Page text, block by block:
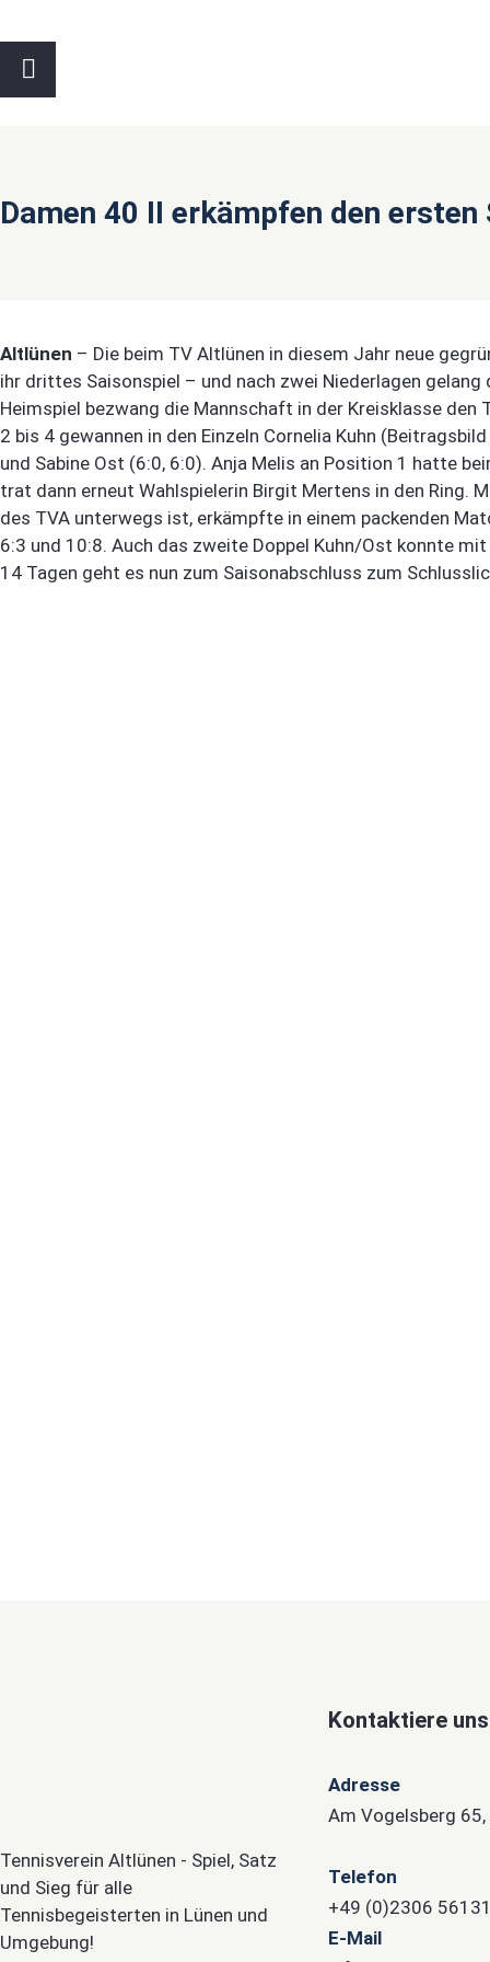
Damen 40 II erkämpfen den ersten
Altlünen – Die beim TV Altlünen in diesem Jahr neue
ihr drittes Saisonspiel – und nach zwei Niederlagen gelang
Heimspiel bezwang die Mannschaft in der Kreisklasse
2 bis 4 gewannen in den Einzeln Cornelia Kuhn
und Sabine Ost (6:0, 6:0). Anja Melis an Position 1 hatte
trat dann erneut Wahlspielerin Birgit Mertens in den Ring.
des TVA unterwegs ist, erkämpfte in einem packenden
6:3 und 10:8. Auch das zweite Doppel Kuhn/Ost konnte
14 Tagen geht es nun zum Saisonabschluss zum
Tennisverein Altlünen - Spiel, Satz
und Sieg für alle
Tennisbegeisterten in Lünen und
Umgebung!
Kontaktiere uns
Adresse
Am Vogelsberg
Telefon
+49 (0)2306
E-Mail